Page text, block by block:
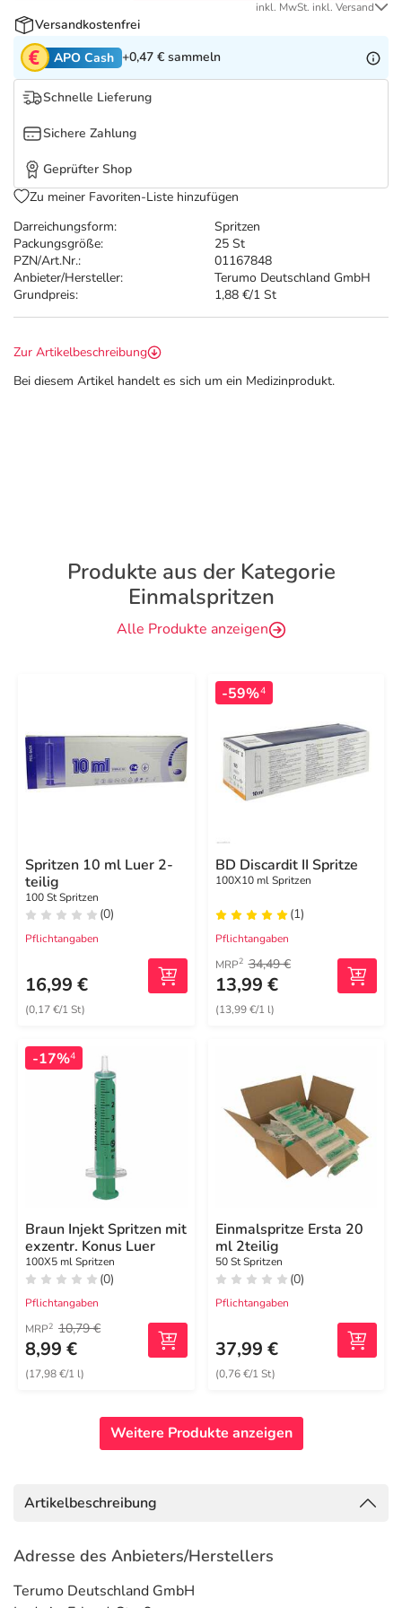
Tierapotheke
Vitamine & Mineralstoffe
Marken
Salus Deals
Darreichungsform:
Spritzen
Packungsgröße:
25 St
PZN/Art.Nr.:
01167848
Anbieter/Hersteller:
Terumo Deutschland GmbH
Grundpreis:
1,88 €/1 St
inkl. MwSt. inkl. Versand
Versandkostenfrei
APO Cash +0,47 € sammeln
Schnelle Lieferung
Sichere Zahlung
Geprüfter Shop
Zu meiner Favoriten-Liste hinzufügen
Zur Artikelbeschreibung
Bei diesem Artikel handelt es sich um ein Medizinprodukt.
Produkte aus der Kategorie
Einmalspritzen
Alle Produkte anzeigen
Spritzen 10 ml Luer 2-
teilig
100 St Spritzen
(0)
Pflichtangaben
16,99 €
(0,17 €/1 St)
-59%4
BD Discardit II Spritze
100X10 ml Spritzen
(1)
Pflichtangaben
MRP2 34,49 €
13,99 €
(13,99 €/1 l)
-17%4
Braun Injekt Spritzen mit
exzentr. Konus Luer
100X5 ml Spritzen
(0)
Pflichtangaben
MRP2 10,79 €
8,99 €
(17,98 €/1 l)
Einmalspritze Ersta 20
ml 2teilig
50 St Spritzen
(0)
Pflichtangaben
37,99 €
(0,76 €/1 St)
Weitere Produkte anzeigen
Artikelbeschreibung
Adresse des Anbieters/Herstellers
Terumo Deutschland GmbH